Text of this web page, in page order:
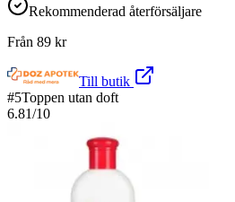
Rekommenderad återförsäljare
Från 89 kr
Till butik
#5Toppen utan doft
6.81/10